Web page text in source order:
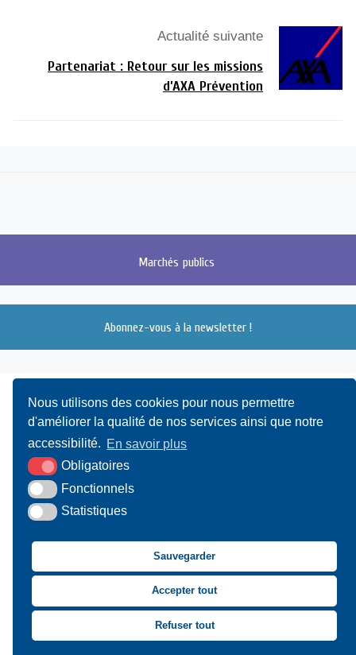
Nous utilisons des cookies pour nous permettre
d'améliorer la qualité de nos services ainsi que notre
accessibilité. En savoir plus
Obligatoires
Fonctionnels
Statistiques
Sauvegarder
Accepter tout
Refuser tout
Actualité suivante
Partenariat : Retour sur les missions
d’AXA Prévention
Marchés publics
Abonnez-vous à la newsletter !
UAMC- 4, Bis Avenue du Canada - 14000 CAEN
Suivez-nous sur Facebook
Suivez-nous sur X
Suivez-nous sur LinkedIn
Suivez-nous sur